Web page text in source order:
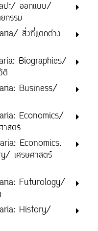
ะ/ ออกเเบบ/
กรรม
สิ่งที่แตกต่าง
Biographies/
ติ
Business/
Economics/
าสตร์
Economics.
เศรษศาสตร์
Futurology/
History/